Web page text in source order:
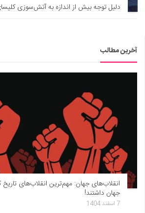
دلیل توجه بیش از اندازه به آتش‌سوزی
آخرین مطالب
انقلاب‌های جهان: مهم‌ترین انقلاب‌های تاریخ
جهان داشتند!
7 اسفند 1404